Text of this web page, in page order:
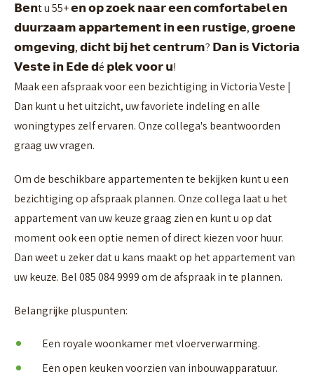
𝗕𝗲𝗻t u 55+ 𝗲𝗻 𝗼𝗽 𝘇𝗼𝗲𝗸 𝗻𝗮𝗮𝗿 𝗲𝗲𝗻 𝗰𝗼𝗺𝗳𝗼𝗿𝘁𝗮𝗯𝗲𝗹 𝗲𝗻
𝗱𝘂𝘂𝗿𝘇𝗮𝗮𝗺 𝗮𝗽𝗽𝗮𝗿𝘁𝗲𝗺𝗲𝗻𝘁 𝗶𝗻 𝗲𝗲𝗻 𝗿𝘂𝘀𝘁𝗶𝗴𝗲, 𝗴𝗿𝗼𝗲𝗻𝗲
𝗼𝗺𝗴𝗲𝘃𝗶𝗻𝗴, 𝗱𝗶𝗰𝗵𝘁 𝗯𝗶𝗷 𝗵𝗲𝘁 𝗰𝗲𝗻𝘁𝗿𝘂𝗺? 𝗗𝗮𝗻 𝗶𝘀 𝗩𝗶𝗰𝘁𝗼𝗿𝗶𝗮
𝗩𝗲𝘀𝘁𝗲 𝗶𝗻 𝗘𝗱𝗲 𝗱é 𝗽𝗹𝗲𝗸 𝘃𝗼𝗼𝗿 𝘂!
Maak een afspraak voor een bezichtiging in Victoria Veste |
Dan kunt u het uitzicht, uw favoriete indeling en alle
woningtypes zelf ervaren. Onze collega's beantwoorden
graag uw vragen.
Om de beschikbare appartementen te bekijken kunt u een
bezichtiging op afspraak plannen. Onze collega laat u het
appartement van uw keuze graag zien en kunt u op dat
moment ook een optie nemen of direct kiezen voor huur.
Dan weet u zeker dat u kans maakt op het appartement van
uw keuze. Bel 085 084 9999 om de afspraak in te plannen.
Belangrijke pluspunten:
Een royale woonkamer met vloerverwarming.
Een open keuken voorzien van inbouwapparatuur.